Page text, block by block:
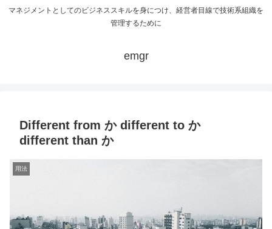
マネジメントとしてのビジネススキルを身につけ、経営者目線で技術系組織を
管理するために
emgr
Different from か different to か
different than か
用法